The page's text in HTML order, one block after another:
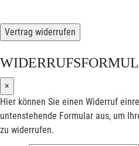
Vertrag widerrufen
×
Hier können Sie einen Widerruf
untenstehende Formular aus, um
zu widerrufen.